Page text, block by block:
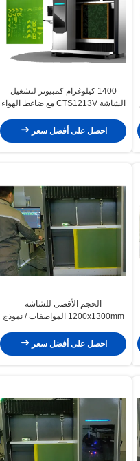
1400 كيلوغرام كمبيوتر لتشغيل
الشاشة CTS1213V مع ضاغط الهواء
احصل على أفضل سعر
الحجم الأقصى للشاشة
1200x1300mm المواصفات / نموذج
التلقائي
احصل على أفضل سعر